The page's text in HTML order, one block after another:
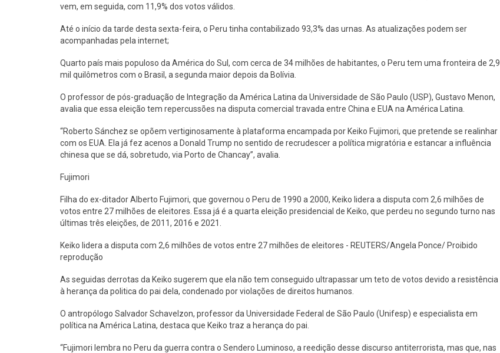
vem, em seguida, com 11,9% dos votos válidos.
Até o início da tarde desta sexta-feira, o Peru tinha contabilizado 93,3% das urnas. As atualizações podem ser
acompanhadas pela internet;
Quarto país mais populoso da América do Sul, com cerca de 34 milhões de habitantes, o Peru tem uma fronteira de 2,9
mil quilômetros com o Brasil, a segunda maior depois da Bolívia.
O professor de pós-graduação de Integração da América Latina da Universidade de São Paulo (USP), Gustavo Menon,
avalia que essa eleição tem repercussões na disputa comercial travada entre China e EUA na América Latina.
“Roberto Sánchez se opõem vertiginosamente à plataforma encampada por Keiko Fujimori, que pretende se realinhar
com os EUA. Ela já fez acenos a Donald Trump no sentido de recrudescer a política migratória e estancar a influência
chinesa que se dá, sobretudo, via Porto de Chancay”, avalia.
Fujimori
Filha do ex-ditador Alberto Fujimori, que governou o Peru de 1990 a 2000, Keiko lidera a disputa com 2,6 milhões de
votos entre 27 milhões de eleitores. Essa já é a quarta eleição presidencial de Keiko, que perdeu no segundo turno nas
últimas três eleições, de 2011, 2016 e 2021.
Keiko lidera a disputa com 2,6 milhões de votos entre 27 milhões de eleitores - REUTERS/Angela Ponce/ Proibido
reprodução
As seguidas derrotas da Keiko sugerem que ela não tem conseguido ultrapassar um teto de votos devido a resistência
à herança da politica do pai dela, condenado por violações de direitos humanos.
O antropólogo Salvador Schavelzon, professor da Universidade Federal de São Paulo (Unifesp) e especialista em
política na América Latina, destaca que Keiko traz a herança do pai.
“Fujimori lembra no Peru da guerra contra o Sendero Luminoso, a reedição desse discurso antiterrorista, mas que, nas